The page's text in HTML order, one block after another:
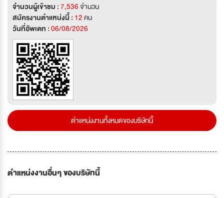
จำนวนผู้เข้าชม :7,536จำนวน
สมัครงานตำแหน่งนี้ : 12คน
วันที่อัพเดท :06/08/2026
ตำแหน่งงานทั้งหมดของบริษัทนี้
ตำแหน่งงานอื่นๆ ของบริษัทนี้